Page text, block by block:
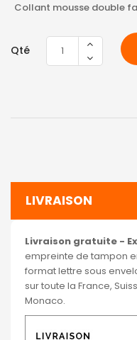
Collant mousse double
Qté
LIVRAISON
Livraison gratuite -
empreinte de tampon
format lettre sous
sur toute la France,
Monaco.